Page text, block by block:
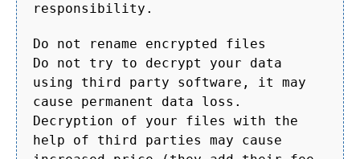
responsibility.
Do not rename encrypted files
Do not try to decrypt your data
using third party software, it may
cause permanent data loss.
Decryption of your files with the
help of third parties may cause